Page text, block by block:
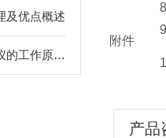
及优点概述
探秘便携式超声波探伤仪的工作原理与响应特性
附件
产品